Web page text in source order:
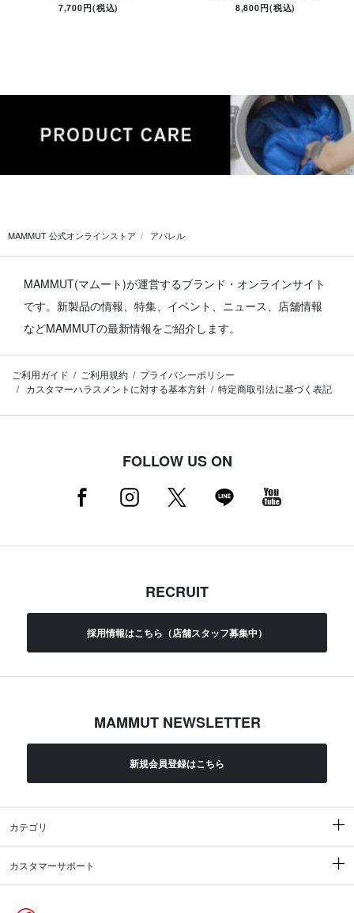
7,700円(税込)
8,800円(税込)
MAMMUT 公式オンラインストア アパレル
MAMMUT(マムート)が運営するブランド・オンラインサイト
です。 新製品の情報、特集、イベント、ニュース、店舗情報
などMAMMUTの最新情報をご紹介します。
ご利用ガイド ご利用規約
プライバシーポリシー
カスタマーハラスメントに対する基本方針
特定商取引法に基づく表記
FOLLOW US ON
RECRUIT
採用情報はこちら（店舗スタッフ募集中）
MAMMUT NEWSLETTER
新規会員登録はこちら
カテゴリ
カスタマーサポート